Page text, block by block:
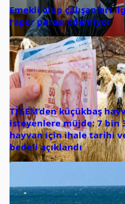
Emekli olup çalışanları
rapor parası ödemiyor
TİGEM’den küçükbaş
isteyenlere müjde: 7 bin
hayvan için ihale tarihi
bedeli açıklandı